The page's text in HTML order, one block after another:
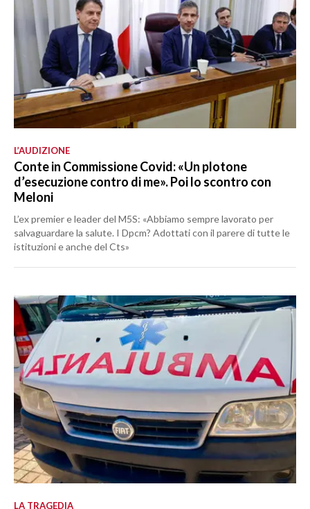
L’AUDIZIONE
Conte in Commissione Covid: «Un plotone
d’esecuzione contro di me». Poi lo scontro con
Meloni
L’ex premier e leader del M5S: «Abbiamo sempre lavorato per
salvaguardare la salute. I Dpcm? Adottati con il parere di tutte le
istituzioni e anche del Cts»
LA TRAGEDIA